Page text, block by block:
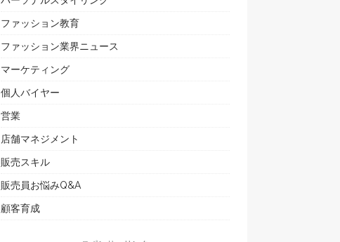
ファッション教育
ファッション業界ニュース
マーケティング
個人バイヤー
営業
店舗マネジメント
販売スキル
販売員お悩みQ&A
顧客育成